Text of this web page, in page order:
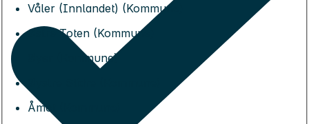
Våler (Innlandet) (Kommune)
Østre Toten (Kommune)
Øyer (Kommune)
Åmot (Kommune)